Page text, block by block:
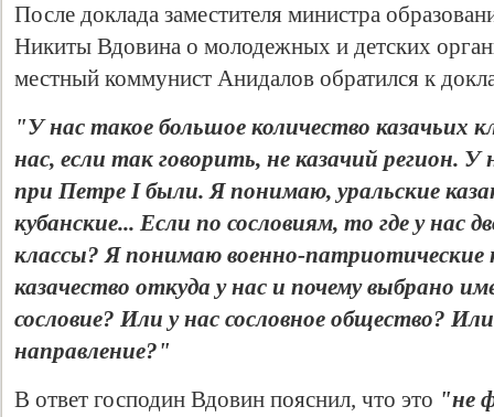
После доклада заместителя министра
Никиты Вдовина о молодежных и детских
местный коммунист Анидалов обратился к
"У нас такое большое количество казачьих
нас, если так говорить, не казачий регион. У
при Петре I были. Я понимаю, уральские
кубанские... Если по сословиям, то где у нас
классы? Я понимаю военно-
казачество откуда у нас и почему выбрано
сословие? Или у нас сословное общество?
направление?"
В ответ господин Вдовин пояснил, что это "не